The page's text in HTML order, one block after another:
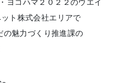
コハマ２０２２のウエイ
ト株式会社エリアで
の魅力づくり推進課の